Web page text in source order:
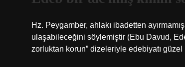
Hz. Peygamber, ahlakı ibadetten
ulaşabileceğini söylemiştir (Ebu Davud,
zorluktan korun” dizeleriyle edebiyatı güzel